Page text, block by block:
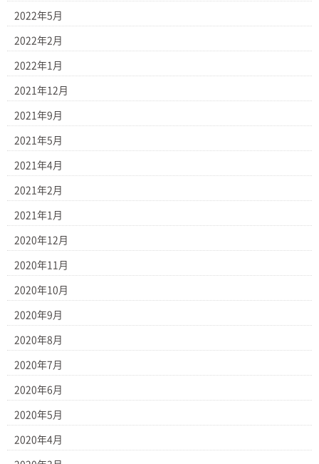
2022年5月
2022年2月
2022年1月
2021年12月
2021年9月
2021年5月
2021年4月
2021年2月
2021年1月
2020年12月
2020年11月
2020年10月
2020年9月
2020年8月
2020年7月
2020年6月
2020年5月
2020年4月